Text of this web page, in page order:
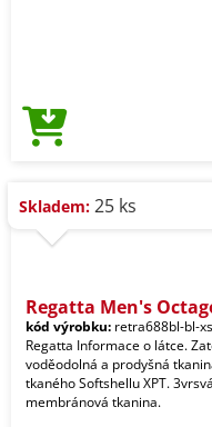
Skladem: 25 ks
Regatta Men's
kód výrobku: retra688bl-bl-xs
Regatta Informace o látce.
voděodolná a prodyšná
tkaného Softshellu XPT. 3vrsvá
membránová tkanina.